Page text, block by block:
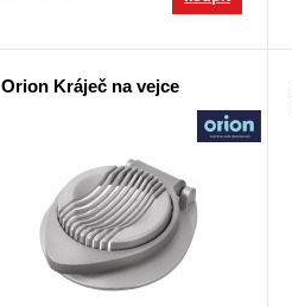
Orion Kráječ na vejce